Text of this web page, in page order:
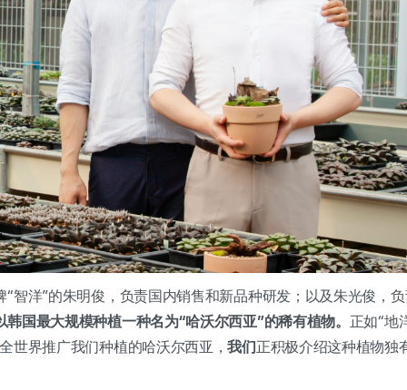
“智洋”的朱明俊，负责国内销售和新品种研发；以及朱光俊，
韩国最大规模种植一种名为“哈沃尔西亚”的稀有植物。 正如“地
世界推广我们种植的哈沃尔西亚，我们正积极介绍这种植物独